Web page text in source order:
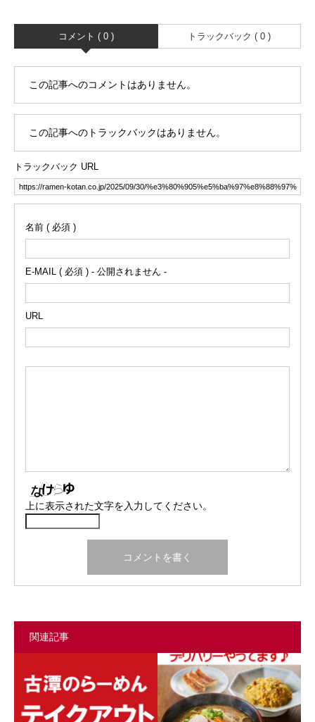
コメント ( 0 ) トラックバック ( 0 )
この記事へのコメントはありません。
この記事へのトラックバックはありません。
トラックバック URL
名前 ( 必須 )
E-MAIL ( 必須 ) - 公開されません -
URL
上に表示された文字を入力してください。
関連記事